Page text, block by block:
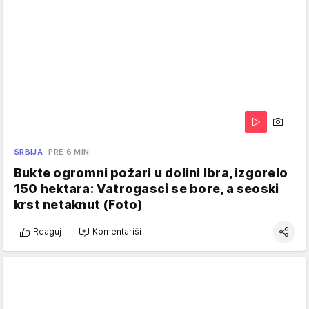
SRBIJA PRE 6 MIN
Bukte ogromni požari u dolini Ibra, izgorelo
150 hektara: Vatrogasci se bore, a seoski
krst netaknut (Foto)
Reaguj Komentariši